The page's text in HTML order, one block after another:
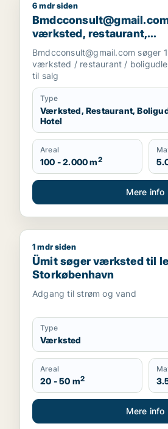
Bmdcconsult@gmail.com
6 mdr siden
værksted, restaurant,
boligudlejningsejendom
i Storkøbenhavn
Bmdcconsult@gmail.com søger
værksted / restaurant /
til salg
Type
Værksted, Restaurant,
Hotel
Areal
100 - 2.000 m2
Mere info
Ümit søger værksted til leje i
1 mdr siden
Ümit søger værksted til
Storkøbenhavn
Adgang til strøm og vand
Type
Værksted
Areal
20 - 50 m2
Mere info